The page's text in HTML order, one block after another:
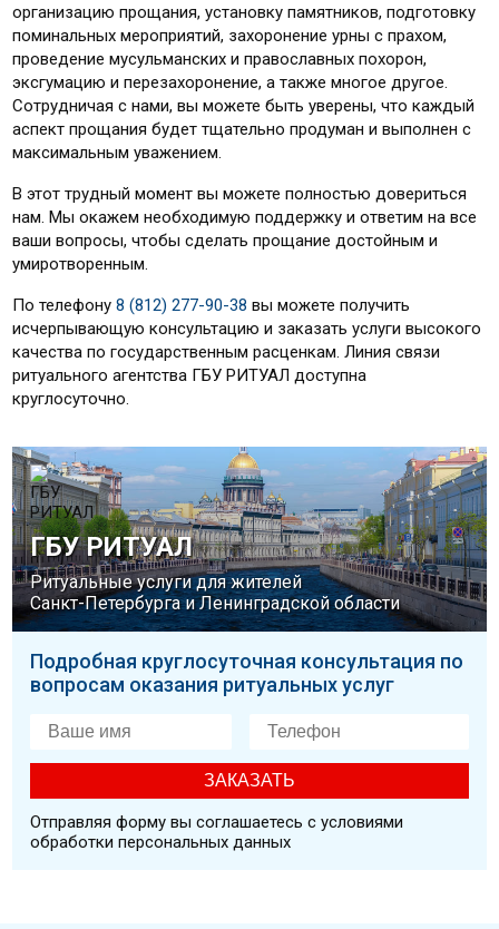
организацию прощания, установку памятников, подготовку
поминальных мероприятий, захоронение урны с прахом,
проведение мусульманских и православных похорон,
эксгумацию и перезахоронение, а также многое другое.
Сотрудничая с нами, вы можете быть уверены, что каждый
аспект прощания будет тщательно продуман и выполнен с
максимальным уважением.
В этот трудный момент вы можете полностью довериться
нам. Мы окажем необходимую поддержку и ответим на все
ваши вопросы, чтобы сделать прощание достойным и
умиротворенным.
По телефону8 (812) 277-90-38 вы можете получить
исчерпывающую консультацию и заказать услуги высокого
качества по государственным расценкам. Линия связи
ритуального агентства ГБУ РИТУАЛ доступна
круглосуточно.
ГБУ РИТУАЛ
Ритуальные услуги для жителей
Санкт-Петербурга и Ленинградской области
Подробная круглосуточная консультация по
вопросам оказания ритуальных услуг
Отправляя форму вы соглашаетесь с условиями
обработки персональных данных